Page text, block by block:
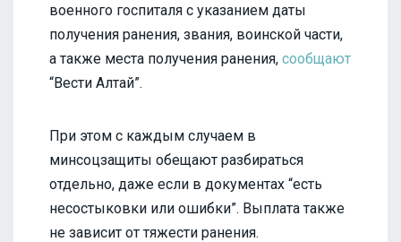
военного госпиталя с указанием даты
получения ранения, звания, воинской части,
а также места получения ранения, сообщают
“Вести Алтай”.
При этом с каждым случаем в
минсоцзащиты обещают разбираться
отдельно, даже если в документах “есть
несостыковки или ошибки”. Выплата также
не зависит от тяжести ранения.